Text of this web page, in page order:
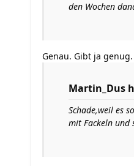
den Wochen
Genau. Gibt ja genug.
Martin_Dus
Schade,weil es
mit Fackeln und